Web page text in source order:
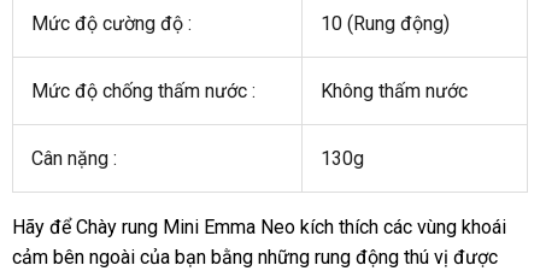
Mức độ cường độ : 10 (Rung động)
Mức độ chống thấm nước : Không thấm nước
Cân nặng : 130g
Hãy gần
nhất
để Chày rung Mini Emma Neo kích thích chợ
các vùng khoái
cảm bên ngoài xuất
của bạn bằng giá
những rung động thú vị tổng
được